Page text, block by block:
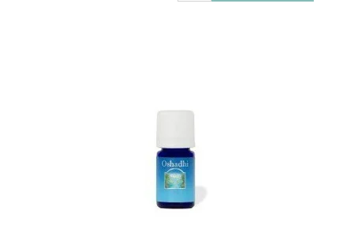
ItálieZpůsob kultivace: ekologické zemědělstvíZpůsob
beta-pinen, myrcen, paracymen, terpinolen a další
Skladem